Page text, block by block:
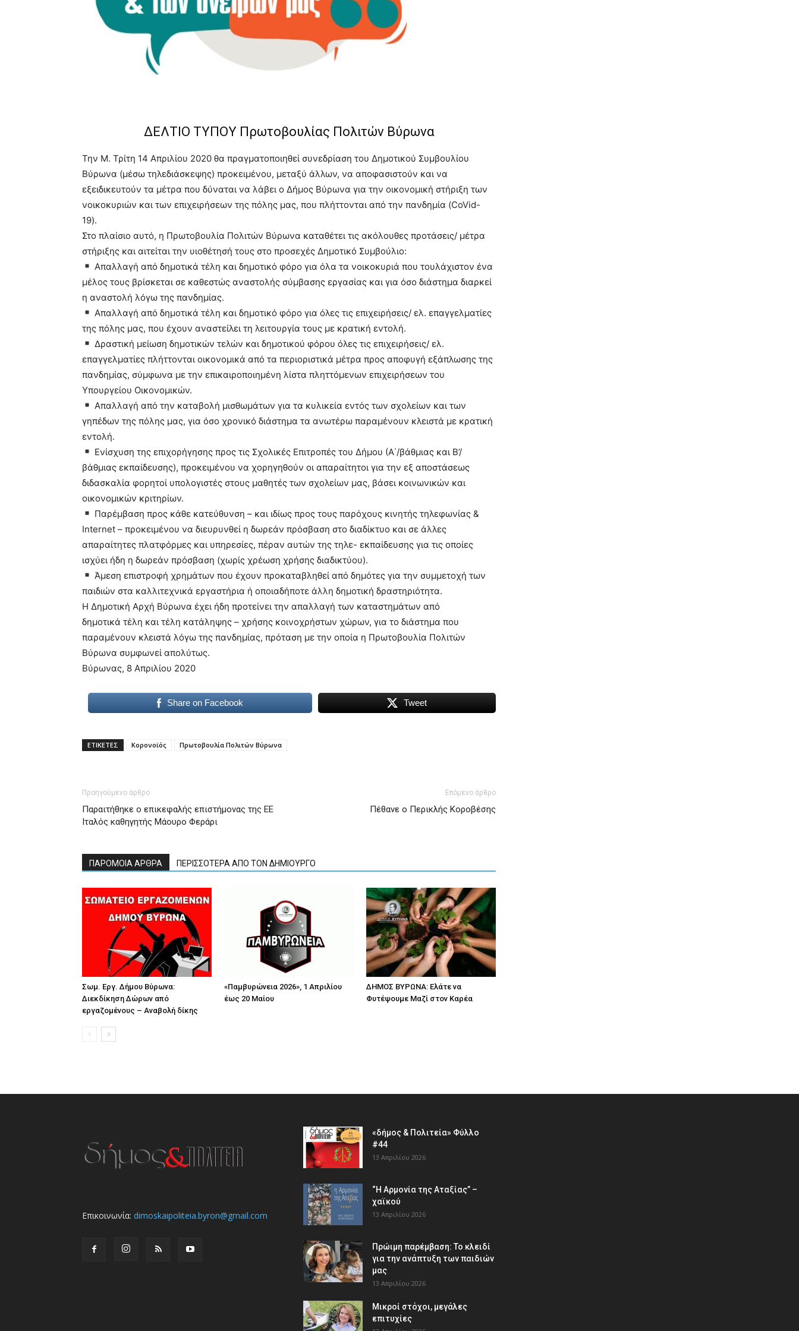
pain.
pornhun
ΔΕΛΤΙΟ ΤΥΠΟΥ Πρωτοβουλίας Πολιτών Βύρωνα
Την Μ. Τρίτη 14 Απριλίου 2020 θα πραγματοποιηθεί συνεδρίαση του Δημοτικού Συμβουλίου
Βύρωνα (μέσω τηλεδιάσκεψης) προκειμένου, μεταξύ άλλων, να αποφασιστούν και να
εξειδικευτούν τα μέτρα που δύναται να λάβει ο Δήμος Βύρωνα για την οικονομική στήριξη των
νοικοκυριών και των επιχειρήσεων της πόλης μας, που πλήττονται από την πανδημία (CoVid-
19).
Στο πλαίσιο αυτό, η Πρωτοβουλία Πολιτών Βύρωνα καταθέτει τις ακόλουθες προτάσεις/ μέτρα
στήριξης και αιτείται την υιοθέτησή τους στο προσεχές Δημοτικό Συμβούλιο:
Απαλλαγή από δημοτικά τέλη και δημοτικό φόρο για όλα τα νοικοκυριά που τουλάχιστον ένα
μέλος τους βρίσκεται σε καθεστώς αναστολής σύμβασης εργασίας και για όσο διάστημα διαρκεί
η αναστολή λόγω της πανδημίας.
Απαλλαγή από δημοτικά τέλη και δημοτικό φόρο για όλες τις επιχειρήσεις/ ελ. επαγγελματίες
της πόλης μας, που έχουν αναστείλει τη λειτουργία τους με κρατική εντολή.
Δραστική μείωση δημοτικών τελών και δημοτικού φόρου όλες τις επιχειρήσεις/ ελ.
επαγγελματίες πλήττονται οικονομικά από τα περιοριστικά μέτρα προς αποφυγή εξάπλωσης της
πανδημίας, σύμφωνα με την επικαιροποιημένη λίστα πληττόμενων επιχειρήσεων του
Υπουργείου Οικονομικών.
Απαλλαγή από την καταβολή μισθωμάτων για τα κυλικεία εντός των σχολείων και των
γηπέδων της πόλης μας, για όσο χρονικό διάστημα τα ανωτέρω παραμένουν κλειστά με κρατική
εντολή.
Ενίσχυση της επιχορήγησης προς τις Σχολικές Επιτροπές του Δήμου (Α΄/βάθμιας και Β’/
βάθμιας εκπαίδευσης), προκειμένου να χορηγηθούν οι απαραίτητοι για την εξ αποστάσεως
διδασκαλία φορητοί υπολογιστές στους μαθητές των σχολείων μας, βάσει κοινωνικών και
οικονομικών κριτηρίων.
Παρέμβαση προς κάθε κατεύθυνση – και ιδίως προς τους παρόχους κινητής τηλεφωνίας &
Internet – προκειμένου να διευρυνθεί η δωρεάν πρόσβαση στο διαδίκτυο και σε άλλες
απαραίτητες πλατφόρμες και υπηρεσίες, πέραν αυτών της τηλε- εκπαίδευσης για τις οποίες
ισχύει ήδη η δωρεάν πρόσβαση (χωρίς χρέωση χρήσης διαδικτύου).
Άμεση επιστροφή χρημάτων που έχουν προκαταβληθεί από δημότες για την συμμετοχή των
παιδιών στα καλλιτεχνικά εργαστήρια ή οποιαδήποτε άλλη δημοτική δραστηριότητα.
Η Δημοτική Αρχή Βύρωνα έχει ήδη προτείνει την απαλλαγή των καταστημάτων από
δημοτικά τέλη και τέλη κατάληψης – χρήσης κοινοχρήστων χώρων, για το διάστημα που
παραμένουν κλειστά λόγω της πανδημίας, πρόταση με την οποία η Πρωτοβουλία Πολιτών
Βύρωνα συμφωνεί απολύτως.
Βύρωνας, 8 Απριλίου 2020
Share on Facebook Tweet
ΕΤΙΚΕΤΕΣ Κορονοϊός Πρωτοβουλία Πολιτών Βύρωνα
Προηγούμενο άρθρο
Παραιτήθηκε ο επικεφαλής επιστήμονας της ΕΕ
Ιταλός καθηγητής Μάουρο Φεράρι
Επόμενο άρθρο
Πέθανε ο Περικλής Κοροβέσης
ΠΑΡΟΜΟΙΑ ΑΡΘΡΑ ΠΕΡΙΣΣΟΤΕΡΑ ΑΠΟ ΤΟΝ ΔΗΜΙΟΥΡΓΟ
Σωμ. Εργ. Δήμου Βύρωνα:
Διεκδίκηση Δώρων από
εργαζομένους – Αναβολή δίκης
«Παμβυρώνεια 2026», 1 Απριλίου
έως 20 Μαίου
ΔΗΜΟΣ ΒΥΡΩΝΑ: Ελάτε να
Φυτέψουμε Μαζί στον Καρέα
Επικοινωνία: dimoskaipoliteia.byron@gmail.com
«δήμος & Πολιτεία» Φύλλο
#44
13 Απριλίου 2026
“Η Αρμονία της Αταξίας” –
χαϊκού
13 Απριλίου 2026
Πρώιμη παρέμβαση: Το κλειδί
για την ανάπτυξη των παιδιών
µας
13 Απριλίου 2026
Μικροί στόχοι, μεγάλες
επιτυχίες